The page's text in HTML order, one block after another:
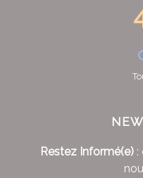
Restez Informé(e):